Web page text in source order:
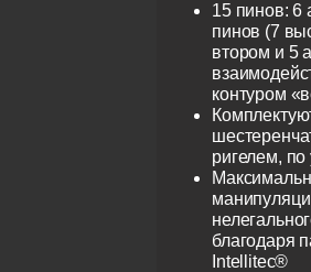
15 пинов: 6
пинов (7
втором и 5
контуром
ригелем,
благодаря
Intellitec®